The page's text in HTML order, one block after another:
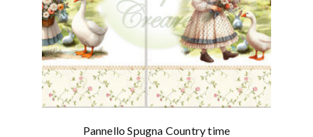
Pannello Spugna Country time